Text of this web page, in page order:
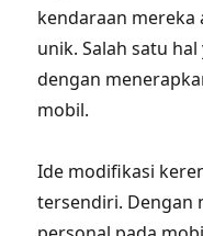
kendaraan
unik. Salah satu
dengan
mobil.
Ide modifikasi
tersendiri. Dengan